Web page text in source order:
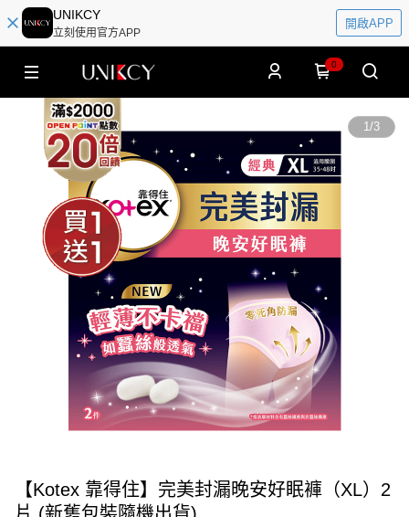
UNIKCY
立刻使用官方APP
開啟APP
0
1/3
【Kotex 靠得住】完美封漏晚安好眠褲（XL）2